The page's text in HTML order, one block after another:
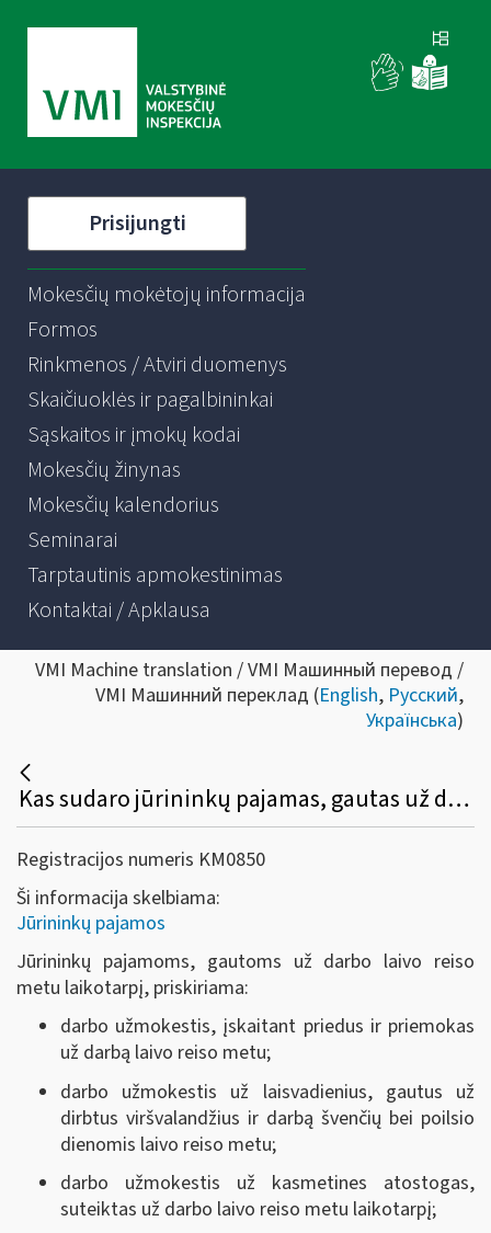
Prisijungti
Mokesčių mokėtojų informacija
Formos
Rinkmenos / Atviri duomenys
Skaičiuoklės ir pagalbininkai
Sąskaitos ir įmokų kodai
Mokesčių žinynas
Mokesčių kalendorius
Seminarai
Tarptautinis apmokestinimas
Kontaktai / Apklausa
VMI Machine translation / VMI Машинный перевод /
VMI Машинний переклад (English, Русский,
Українська)
Kas sudaro jūrininkų pajamas, gautas už darbą reiso metu?
Registracijos numeris KM0850
Ši informacija skelbiama:
Jūrininkų pajamos
Jūrininkų pajamoms, gautoms už darbo laivo reiso
metu laikotarpį, priskiriama:
darbo užmokestis, įskaitant priedus ir priemokas
už darbą laivo reiso metu;
darbo užmokestis už laisvadienius, gautus už
dirbtus viršvalandžius ir darbą švenčių bei poilsio
dienomis laivo reiso metu;
darbo užmokestis už kasmetines atostogas,
suteiktas už darbo laivo reiso metu laikotarpį;